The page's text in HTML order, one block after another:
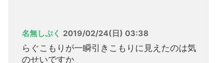
名無しぷく 2019/02/24(日) 03:38
らぐこもりが一瞬引きこもりに見えたのは気
のせいですか